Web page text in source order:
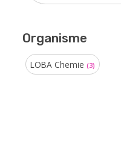
Organisme
LOBA Chemie(3)